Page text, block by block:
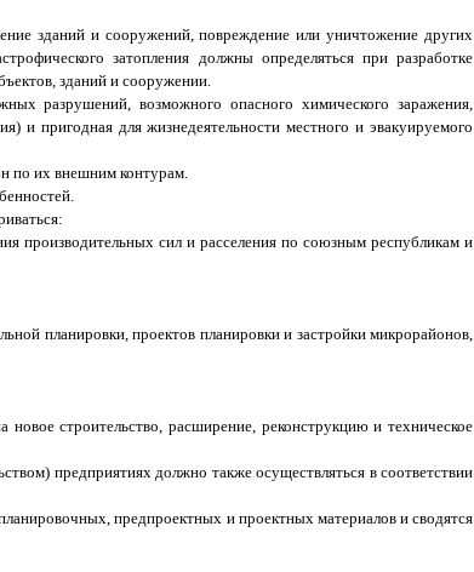
зданий и сооружений, повреждение или уничтожение других
затопления должны определяться при разработке
зданий и сооружении.
разрушений, возможного опасного химического заражения,
и пригодная для жизнедеятельности местного и эвакуируемого
по их внешним контурам.
производительных сил и расселения по союзным республикам и
планировки, проектов планировки и застройки микрорайонов,
строительство, расширение, реконструкцию и техническое
предприятиях должно также осуществляться в соответствии
предпроектных и проектных материалов и сводятся